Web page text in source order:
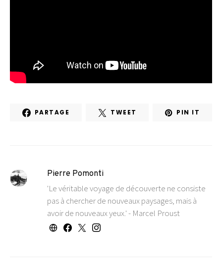
PARTAGE TWEET PIN IT
Pierre Pomonti
'Le véritable voyage de découverte ne consiste
pas à chercher de nouveaux paysages, mais à
avoir de nouveaux yeux.' - Marcel Proust